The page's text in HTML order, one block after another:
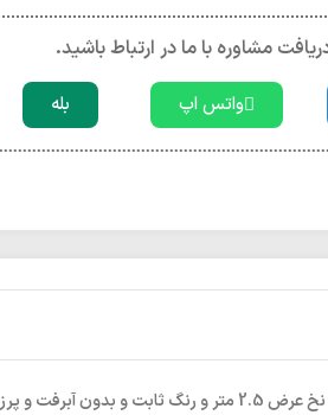
مشاوره با ما در ارتباط باشید.
واتس اپ بله
آبرفت و پرزدادن